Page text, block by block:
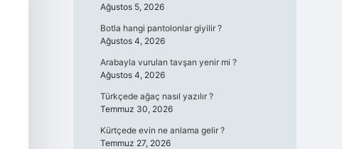
Ağustos 5, 2026
Botla hangi pantolonlar giyilir ?
Ağustos 4, 2026
Arabayla vurulan tavşan yenir mi ?
Ağustos 4, 2026
Türkçede ağaç nasıl yazılır ?
Temmuz 30, 2026
Kürtçede evin ne anlama gelir ?
Temmuz 27, 2026